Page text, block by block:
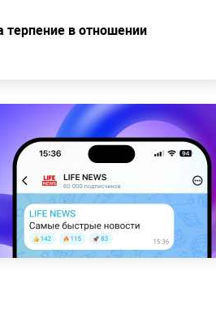
терпение в отношении